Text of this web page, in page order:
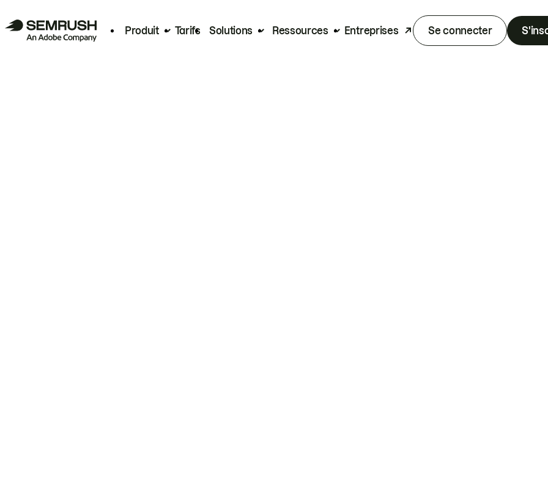
Produit Tarifs Solutions Ressources Entreprises Se connecter